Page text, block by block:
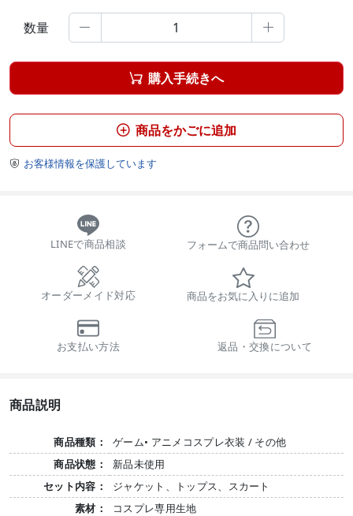
数量  
 購入手続きへ
 商品をかごに追加
 お客様情報を保護しています
LINEで商品相談 フォームで商品問い合わせ
オーダーメイド対応 商品をお気に入りに追加
お支払い方法 返品・交換について
商品説明
商品種類：
ゲーム• アニメコスプレ衣装 / その他
商品状態：
新品未使用
セット内容：
ジャケット、トップス、スカート
素材：
コスプレ専用生地